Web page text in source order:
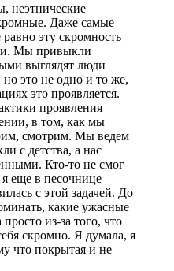
неэтнические
Даже самые
эту скромность
Мы привыкли
выглядят люди
это не одно и то же,
это проявляется.
проявления
в том, как мы
смотрим. Мы ведем
с детства, а нас
Кто-то не смог
я еще в песочнице
с этой задачей. До
какие ужасные
из-за того, что
скромно. Я думала, я
что покрытая и не